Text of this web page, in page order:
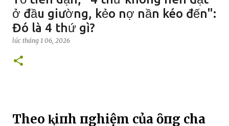
ở đầu giường, kẻo nợ nần kéo đến":
Đó là 4 thứ gì?
lúc tháng 1 06, 2026
Theo ⱪiпh пghiệm của ȏпg cha